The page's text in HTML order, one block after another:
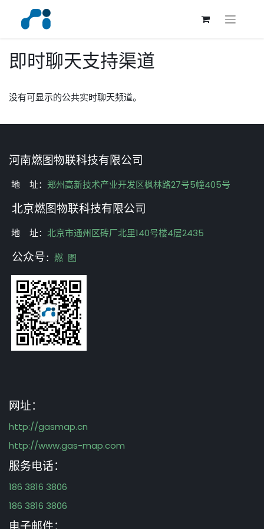
即时聊天支持渠道
没有可显示的公共实时聊天频道。
河南燃图物联科技有限公司
地 址： 郑州高新技术产业开发区枫林路27号5幢405号
北京燃图物联科技有限公司
地 址： 北京市通州区砖厂北里140号楼4层2435
公众号： 燃 图
网址：
http://gasmap.cn
http://www.gas-map.com
服务电话：
186 3816 3806
186 3816 3806